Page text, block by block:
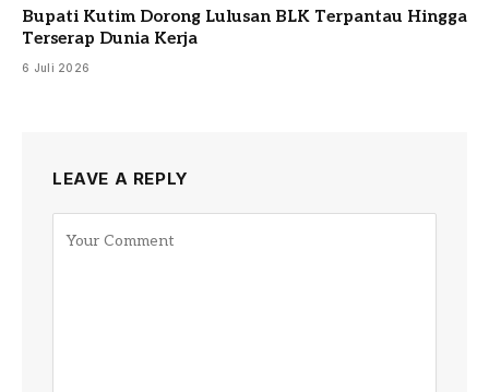
Bupati Kutim Dorong Lulusan BLK Terpantau Hingga
Terserap Dunia Kerja
6 Juli 2026
LEAVE A REPLY